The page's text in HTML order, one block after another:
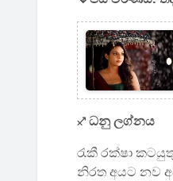
♐ ධනු ලග්නය
රැකී රක්ෂා
නිරත අයට නව